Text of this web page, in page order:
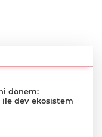
dönem:
ile dev ekosistem